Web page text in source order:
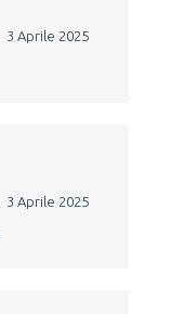
3 Aprile 2025
3 Aprile 2025